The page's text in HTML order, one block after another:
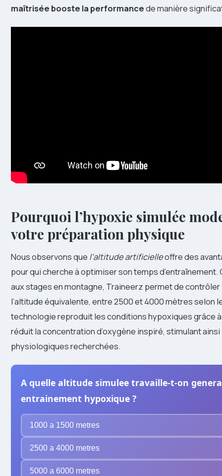
maîtrisée booste la performancede manière
Pourquoi l’hypoxie simulée
votre préparation physique
Nous observons que l’altitude artificielleoffre des
pour qui cherche à optimiser son temps
aux stages en montagne, Traineerz permet de
l’altitude équivalente, entre 2500 et 4000 mètres selon
technologie reproduit les conditions hypoxiques grâce
réduit la concentration d’oxygène inspiré, stimulant
physiologiques recherchées.
A quelle altitude simulee travaille-t-on
entrainement hypoxique ?
1000 a 1500 metres
2500 a 4000 metres
5000 a 6000 metres